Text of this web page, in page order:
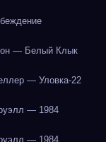
— Белый Клык
— Уловка-22
— 1984
— 1984